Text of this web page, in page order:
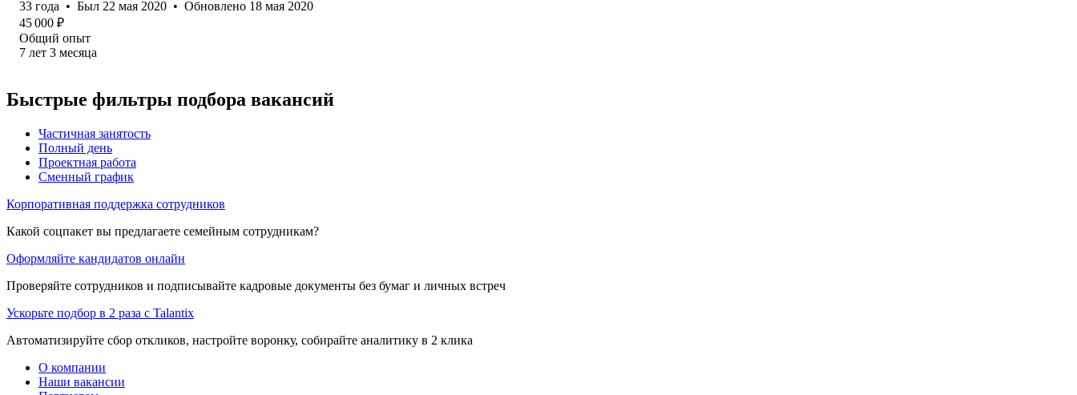
33 года • Был 22 мая 2020 • Обновлено 18 мая 2020
45 000 ₽
Общий опыт
7 лет 3 месяца
Быстрые фильтры подбора вакансий
Частичная занятость
Полный день
Проектная работа
Сменный график
Корпоративная поддержка сотрудников
Какой соцпакет вы предлагаете семейным сотрудникам?
Оформляйте кандидатов онлайн
Проверяйте сотрудников и подписывайте кадровые документы без бумаг и личных встреч
Ускорьте подбор в 2 раза с Talantix
Автоматизируйте сбор откликов, настройте воронку, собирайте аналитику в 2 клика
О компании
Наши вакансии